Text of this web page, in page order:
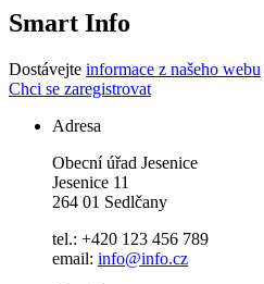
Smart Info
Dostávejte informace z našeho webu
Chci se zaregistrovat
Adresa
Obecní úřad Jesenice
Jesenice 11
264 01 Sedlčany
tel.: +420 123 456 789
email: info@info.cz